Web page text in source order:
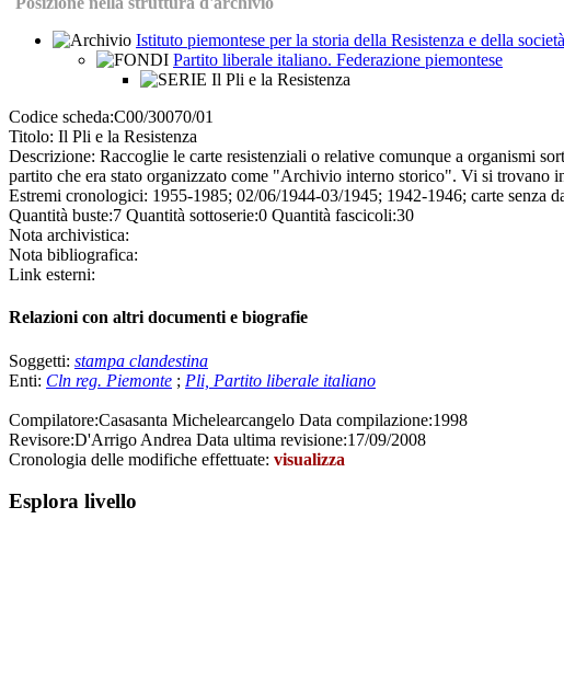
Istituto piemontese per la storia della Resistenza e della
Partito liberale italiano. Federazione piemontese
Il Pli e la Resistenza
Codice scheda:C00/30070/01
Titolo: Il Pli e la Resistenza
Descrizione: Raccoglie le carte resistenziali o relative comunque a organismi
partito che era stato organizzato come "Archivio interno storico". Vi si trovano
Estremi cronologici: 1955-1985; 02/06/1944-03/1945; 1942-1946; carte senza
Quantità buste:7 Quantità sottoserie:0 Quantità fascicoli:30
Nota archivistica:
Nota bibliografica:
Link esterni:
Relazioni con altri documenti e biografie
Soggetti: stampa clandestina
Enti: Cln reg. Piemonte ; Pli, Partito liberale italiano
Compilatore:Casasanta Michelearcangelo Data compilazione:1998
Revisore:D'Arrigo Andrea Data ultima revisione:17/09/2008
Cronologia delle modifiche effettuate: visualizza
Esplora livello